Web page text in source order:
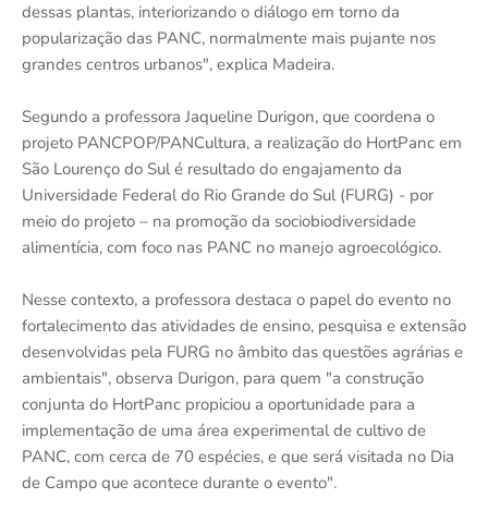
dessas plantas, interiorizando o diálogo em torno da
popularização das PANC, normalmente mais pujante nos
grandes centros urbanos", explica Madeira.
Segundo a professora Jaqueline Durigon, que coordena o
projeto PANCPOP/PANCultura, a realização do HortPanc em
São Lourenço do Sul é resultado do engajamento da
Universidade Federal do Rio Grande do Sul (FURG) - por
meio do projeto – na promoção da sociobiodiversidade
alimentícia, com foco nas PANC no manejo agroecológico.
Nesse contexto, a professora destaca o papel do evento no
fortalecimento das atividades de ensino, pesquisa e extensão
desenvolvidas pela FURG no âmbito das questões agrárias e
ambientais", observa Durigon, para quem "a construção
conjunta do HortPanc propiciou a oportunidade para a
implementação de uma área experimental de cultivo de
PANC, com cerca de 70 espécies, e que será visitada no Dia
de Campo que acontece durante o evento".